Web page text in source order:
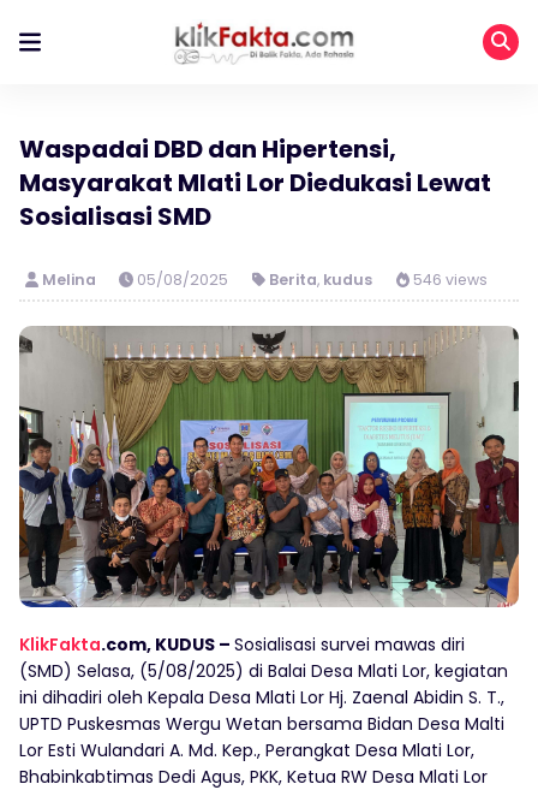
Waspadai DBD dan Hipertensi,
Masyarakat Mlati Lor Diedukasi Lewat
Sosialisasi SMD
Melina 05/08/2025 Berita, kudus 546 views
KlikFakta.com, KUDUS – Sosialisasi survei mawas diri
(SMD) Selasa, (5/08/2025) di Balai Desa Mlati Lor, kegiatan
ini dihadiri oleh Kepala Desa Mlati Lor Hj. Zaenal Abidin S. T.,
UPTD Puskesmas Wergu Wetan bersama Bidan Desa Malti
Lor Esti Wulandari A. Md. Kep., Perangkat Desa Mlati Lor,
Bhabinkabtimas Dedi Agus, PKK, Ketua RW Desa Mlati Lor